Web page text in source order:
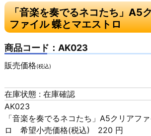
「音楽を奏でるネコたち」A5
ファイル 蝶とマエストロ
商品コード：AK023
販売価格(税込)
在庫状態 : 在庫確認
AK023
「音楽を奏でるネコたち」A5クリアフ
ロ 希望小売価格(税込) 220 円